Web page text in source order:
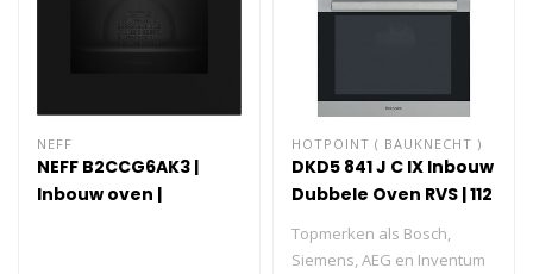
NEFF
NEFF B2CCG6AK3 |
Inbouw oven |
HOTPOINT ( BAUKNECHT )
DKD5 841 J C IX Inbouw
Dubbele Oven RVS | 112
Multifunctioneel
Topmerken als Bosch,
Siemens, AEG en Inventum